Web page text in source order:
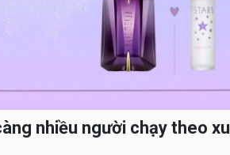
nhiều người chạy theo xu